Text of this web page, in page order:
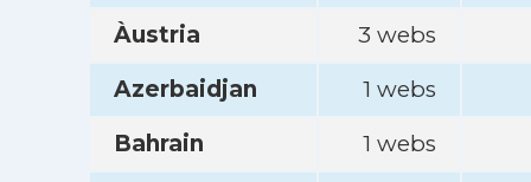
Àustria
3 webs
Azerbaidjan
1 webs
Bahrain
1 webs